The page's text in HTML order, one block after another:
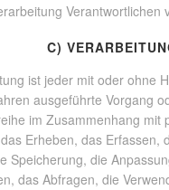
Verantwortlichen
C)
ist jeder mit oder ohne
ausgeführte Vorgang
im Zusammenhang mit
Erheben, das Erfassen,
Speicherung, die
das Abfragen, die